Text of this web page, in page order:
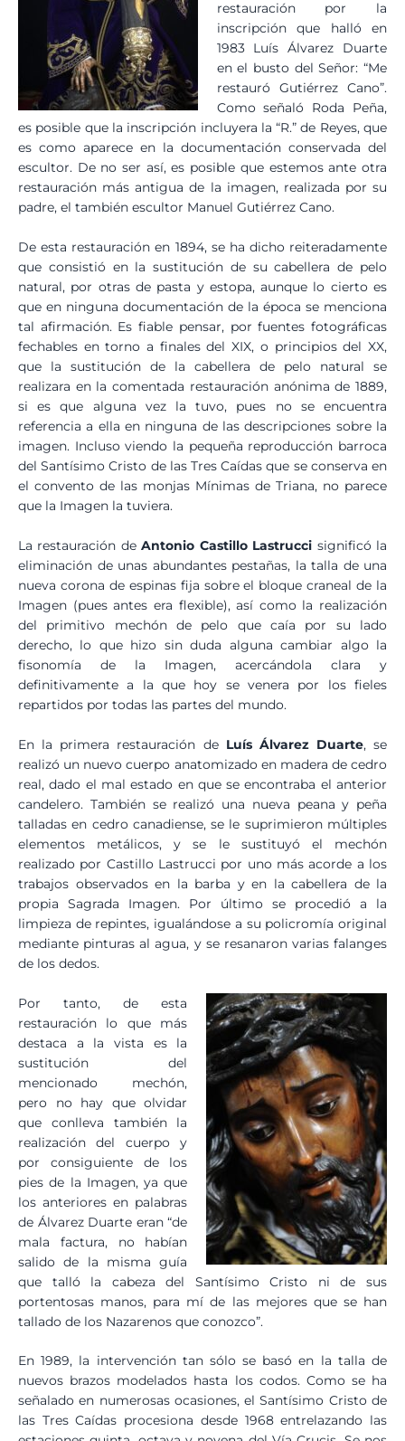
restauración por la
inscripción que halló en
1983 Luís Álvarez Duarte
en el busto del Señor: “Me
restauró Gutiérrez Cano”.
Como señaló Roda Peña,
es posible que la inscripción incluyera la “R.” de Reyes, que
es como aparece en la documentación conservada del
escultor. De no ser así, es posible que estemos ante otra
restauración más antigua de la imagen, realizada por su
padre, el también escultor Manuel Gutiérrez Cano.
De esta restauración en 1894, se ha dicho reiteradamente
que consistió en la sustitución de su cabellera de pelo
natural, por otras de pasta y estopa, aunque lo cierto es
que en ninguna documentación de la época se menciona
tal afirmación. Es fiable pensar, por fuentes fotográficas
fechables en torno a finales del XIX, o principios del XX,
que la sustitución de la cabellera de pelo natural se
realizara en la comentada restauración anónima de 1889,
si es que alguna vez la tuvo, pues no se encuentra
referencia a ella en ninguna de las descripciones sobre la
imagen. Incluso viendo la pequeña reproducción barroca
del Santísimo Cristo de las Tres Caídas que se conserva en
el convento de las monjas Mínimas de Triana, no parece
que la Imagen la tuviera.
La restauración deAntonio Castillo Lastrucci significó la
eliminación de unas abundantes pestañas, la talla de una
nueva corona de espinas fija sobre el bloque craneal de la
Imagen (pues antes era flexible), así como la realización
del primitivo mechón de pelo que caía por su lado
derecho, lo que hizo sin duda alguna cambiar algo la
fisonomía de la Imagen, acercándola clara y
definitivamente a la que hoy se venera por los fieles
repartidos por todas las partes del mundo.
En la primera restauración de Luís Álvarez Duarte, se
realizó un nuevo cuerpo anatomizado en madera de cedro
real, dado el mal estado en que se encontraba el anterior
candelero. También se realizó una nueva peana y peña
talladas en cedro canadiense, se le suprimieron múltiples
elementos metálicos, y se le sustituyó el mechón
realizado por Castillo Lastrucci por uno más acorde a los
trabajos observados en la barba y en la cabellera de la
propia Sagrada Imagen. Por último se procedió a la
limpieza de repintes, igualándose a su policromía original
mediante pinturas al agua, y se resanaron varias falanges
de los dedos.
Por tanto, de esta
restauración lo que más
destaca a la vista es la
sustitución del
mencionado mechón,
pero no hay que olvidar
que conlleva también la
realización del cuerpo y
por consiguiente de los
pies de la Imagen, ya que
los anteriores en palabras
de Álvarez Duarte eran “de
mala factura, no habían
salido de la misma guía
que talló la cabeza del Santísimo Cristo ni de sus
portentosas manos, para mí de las mejores que se han
tallado de los Nazarenos que conozco”.
En 1989, la intervención tan sólo se basó en la talla de
nuevos brazos modelados hasta los codos. Como se ha
señalado en numerosas ocasiones, el Santísimo Cristo de
las Tres Caídas procesiona desde 1968 entrelazando las